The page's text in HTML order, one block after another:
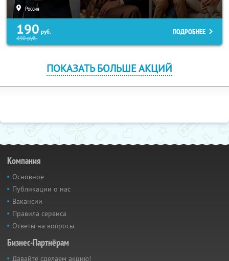
Россия
190 руб.
490руб.
ПОДРОБНЕЕ
ПОКАЗАТЬ БОЛЬШЕ АКЦИЙ
Компания
Основное
Публикации о нас
Вакансии
Правила сервиса
Ответы на вопросы
Бизнес-Партнёрам
Давайте сделаем акцию!